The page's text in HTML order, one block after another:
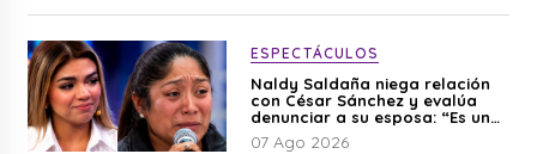
ESPECTÁCULOS
Naldy Saldaña niega relación
con César Sánchez y evalúa
denunciar a su esposa: “Es una
difamación”
07 Ago 2026